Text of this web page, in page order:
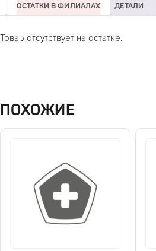
ОСТАТКИ В ФИЛИАЛАХ ДЕТАЛИ
Товар отсутствует на остатке.
ПОХОЖИЕ